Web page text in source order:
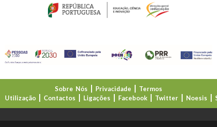
Sobre Nós Privacidade
Termos
Utilização
Contactos Ligações Facebook Twitter Noesis